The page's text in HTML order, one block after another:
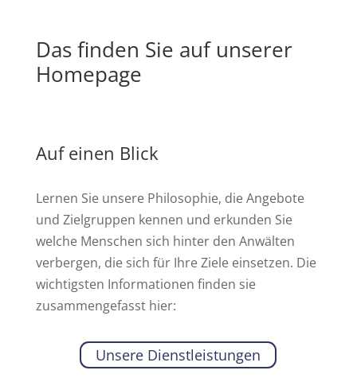
Das finden Sie auf unserer
Homepage
Auf einen Blick
Lernen Sie unsere Philosophie, die Angebote
und Zielgruppen kennen und erkunden Sie
welche Menschen sich hinter den Anwälten
verbergen, die sich für Ihre Ziele einsetzen. Die
wichtigsten Informationen finden sie
zusammengefasst hier:
Unsere Dienstleistungen